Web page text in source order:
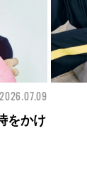
2026.07.09
胆な
装う